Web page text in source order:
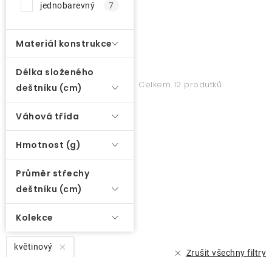
jednobarevný 7
Materiál konstrukce
Délka složeného
deštníku (cm)
Váhová třída
Hmotnost (g)
Průměr střechy
deštníku (cm)
Kolekce
Celkem 12 produtků
květinový
Zrušit všechny filtry